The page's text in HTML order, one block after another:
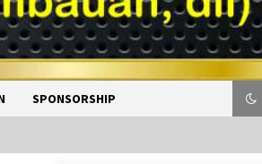
SPONSORSHIP